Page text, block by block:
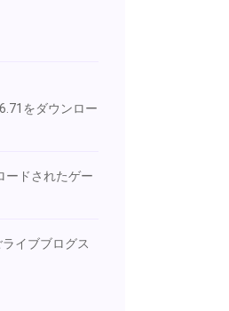
をダウンロー
ードされたゲー
イブブログス